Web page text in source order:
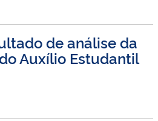
de análise da
Auxílio Estudantil